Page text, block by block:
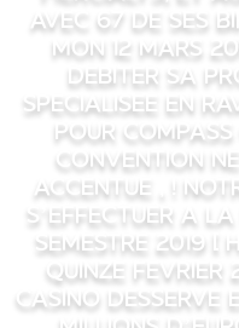
avec 67 de ses
mon 12 mars
debiter sa
specialisee en
pour Compass
convention
accentue , !
s’effectuer a la
semestre 2019 [
quinze fevrier
Casino desserve